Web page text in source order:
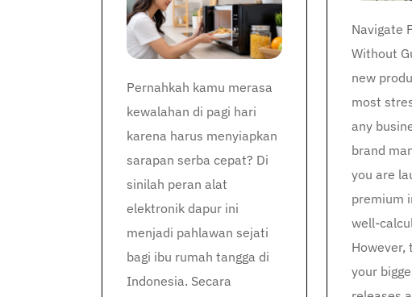
Pernahkah kamu merasa
kewalahan di pagi hari
karena harus menyiapkan
sarapan serba cepat? Di
sinilah peran alat
elektronik dapur ini
menjadi pahlawan sejati
bagi ibu rumah tangga di
Indonesia. Secara
Navigate
Without
new
most
any
brand
you are
premium
well-
However,
your